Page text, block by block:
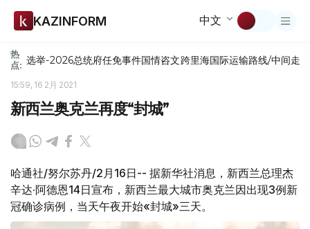
KAZINFORM 中文
热
点: 选举-2026总统府任免事件国情咨文跨里海国际运输路线/中间走廊
15:59, 16 2月 2021
新西兰奥克兰再度“封城”
哈通社/努尔苏丹/2月16日-- 据新华社消息，新西兰总理杰
辛达·阿德恩14日宣布，新西兰最大城市奥克兰因出现3例新
冠确诊病例，当天午夜开始«封城»三天。